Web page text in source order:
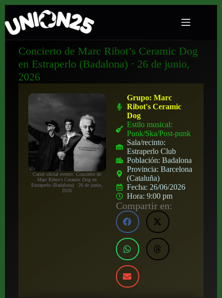
Concierto de Marc Ribot’s Ceramic Dog
en Estraperlo (Badalona) · 26 de junio,
2026
Cartel oficial evento: Concierto de
Marc Ribot’s Ceramic Dog en
Estraperlo (Badalona) · 26 de junio,
2026
Grupo:Marc
Ribot's Ceramic
Dog
Estilo musical:
Punk/Ska/Post-punk
Sala/recinto:
Estraperlo Club
Población:Badalona
Provincia:Barcelona
(Cataluña)
Fecha: 26/06/2026
Hora:9:00 pm
Compartir en: